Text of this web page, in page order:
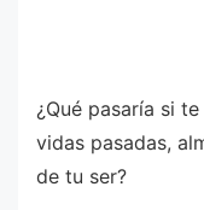
¿Qué pasaría si
vidas pasadas,
de tu ser?